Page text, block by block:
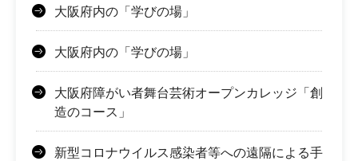
大阪府内の「学びの場」
大阪府内の「学びの場」
大阪府障がい者舞台芸術オープンカレッジ「創
造のコース」
新型コロナウイルス感染者等への遠隔による手